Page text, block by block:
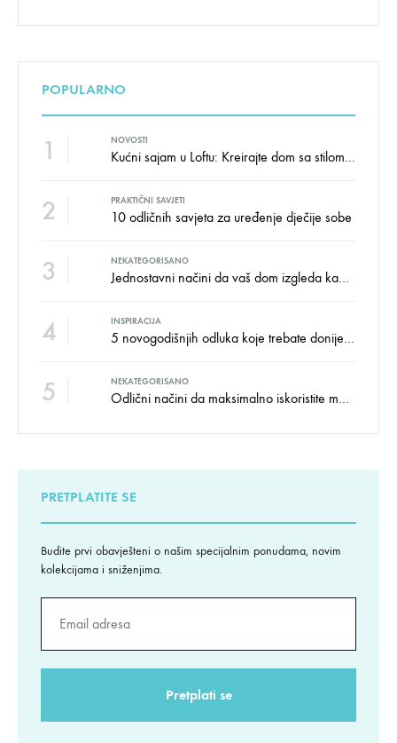
POPULARNO
1 NOVOSTI
Kućni sajam u Loftu: Kreirajte dom sa stilom i udobnošću uz velike uštede!
2 PRAKTIČNI SAVJETI
10 odličnih savjeta za uređenje dječije sobe
3 NEKATEGORISANO
Jednostavni načini da vaš dom izgleda kao salon namještaja
4 INSPIRACIJA
5 novogodišnjih odluka koje trebate donijeti u vezi izgleda doma
5 NEKATEGORISANO
Odlični načini da maksimalno iskoristite male prostore
PRETPLATITE SE
Budite prvi obavješteni o našim specijalnim ponudama, novim
kolekcijama i sniženjima.